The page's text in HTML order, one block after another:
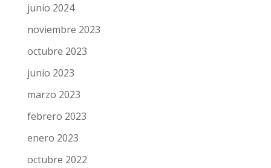
junio 2024
noviembre 2023
octubre 2023
junio 2023
marzo 2023
febrero 2023
enero 2023
octubre 2022